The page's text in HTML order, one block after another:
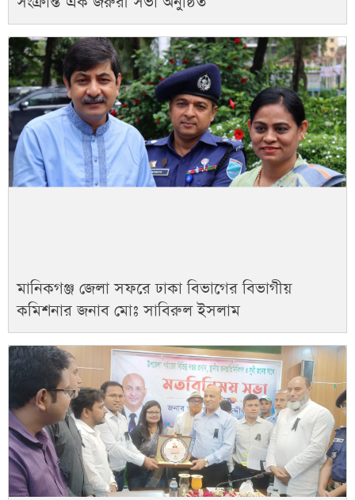
মানিকগঞ্জ জেলা সফরে ঢাকা বিভাগের বিভাগীয়
কমিশনার জনাব মোঃ সাবিরুল ইসলাম